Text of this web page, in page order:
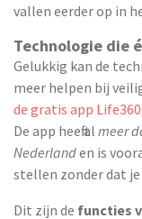
vallen eerder op in
Technologie die
Gelukkig kan de
meer helpen bij
de gratis app Life360
De app heeft al meer
Nederlanden is
stellen zonder dat je
Dit zijn de functies